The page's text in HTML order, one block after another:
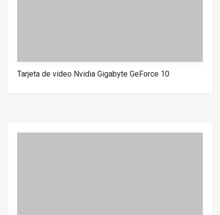
Tarjeta de video Nvidia Gigabyte GeForce 10